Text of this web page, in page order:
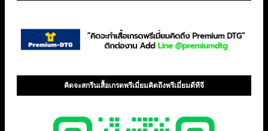
คิดจะสกรีนเสื้อเกรดพรีเมี่ยมคิดถึงพรีเมี่ยมดีทีจี